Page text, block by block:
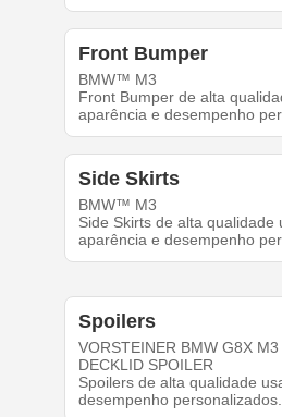
Front Bumper
BMW™ M3
Front Bumper de alta
aparência e desempenho
Side Skirts
BMW™ M3
Side Skirts de alta qualidade
aparência e desempenho
Spoilers
VORSTEINER BMW G8X
DECKLID SPOILER
Spoilers de alta qualidade
desempenho personalizados.